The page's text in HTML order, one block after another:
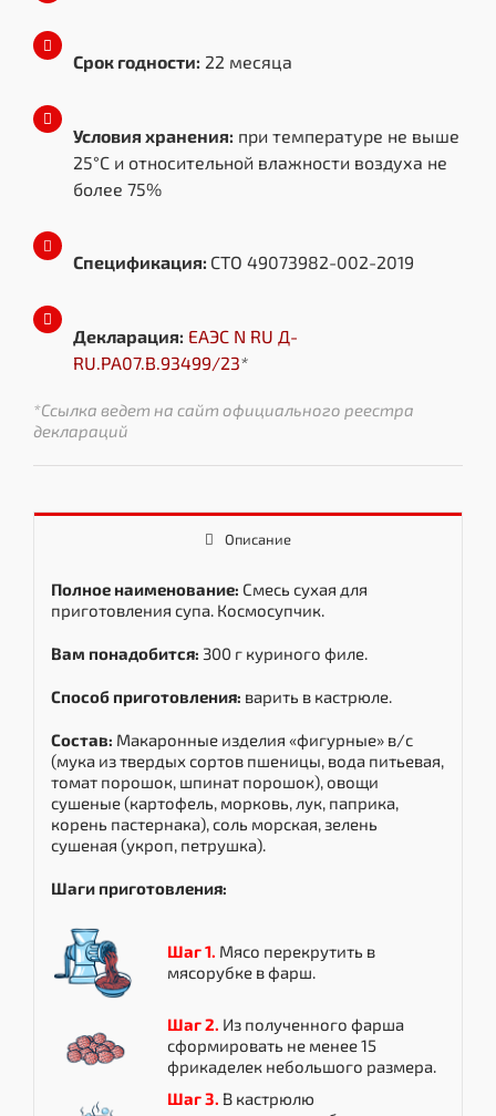
Срок годности: 22 месяца
Условия хранения: при температуре не выше
25°C и относительной влажности воздуха не
более 75%
Спецификация: СТО 49073982-002-2019
Декларация: ЕАЭС N RU Д-
RU.РА07.В.93499/23*
*Ссылка ведет на сайт официального реестра
деклараций
Описание
Полное наименование: Смесь сухая для
приготовления супа. Космосупчик.
Вам понадобится: 300 г куриного филе.
Способ приготовления: варить в кастрюле.
Состав: Макаронные изделия «фигурные» в/с
(мука из твердых сортов пшеницы, вода питьевая,
томат порошок, шпинат порошок), овощи
сушеные (картофель, морковь, лук, паприка,
корень пастернака), соль морская, зелень
сушеная (укроп, петрушка).
Шаги приготовления:
Шаг 1. Мясо перекрутить в
мясорубке в фарш.
Шаг 2. Из полученного фарша
сформировать не менее 15
фрикаделек небольшого размера.
Шаг 3. В кастрюлю